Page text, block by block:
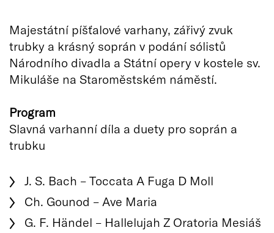
Majestátní píšťalové varhany, zářivý zvuk
trubky a krásný soprán v podání sólistů
Národního divadla a Státní opery v kostele sv.
Mikuláše na Staroměstském náměstí.
Program
Slavná varhanní díla a duety pro soprán a
trubku
J. S. Bach – Toccata A Fuga D Moll
Ch. Gounod – Ave Maria
G. F. Händel – Hallelujah Z Oratoria Mesiáš